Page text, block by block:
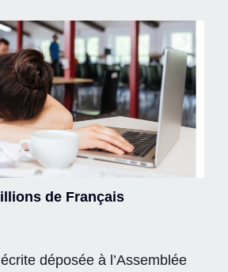
de Français
déposée à l’Assemblée